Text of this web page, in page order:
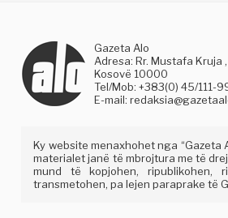
Gazeta Alo
Adresa: Rr. Mustafa Kruja
Kosovë 10000
Tel/Mob: +383(0) 45/111-
E-mail:
Ky website menaxhohet nga “Gazeta
materialet janë të mbrojtura me të
mund të kopjohen, ripublikohen,
transmetohen, pa lejen paraprake të